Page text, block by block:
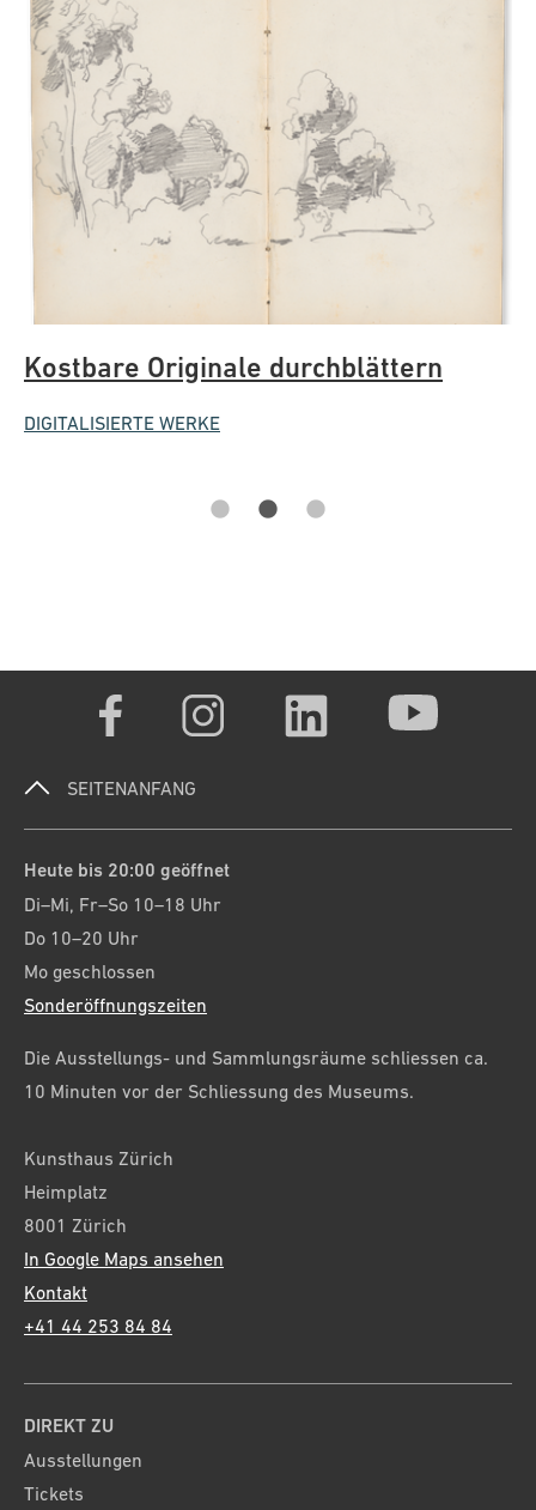
Kostbare Originale durchblättern
DIGITALISIERTE WERKE
SEITENANFANG
Heute bis 20:00 geöffnet
Di–Mi, Fr–So 10–18 Uhr
Do 10–20 Uhr
Mo geschlossen
Sonderöffnungszeiten
Die Ausstellungs- und Sammlungsräume schliessen ca.
10 Minuten vor der Schliessung des Museums.
Kunsthaus Zürich
Heimplatz
8001 Zürich
In Google Maps ansehen
Kontakt
+41 44 253 84 84
DIREKT ZU
Ausstellungen
Tickets